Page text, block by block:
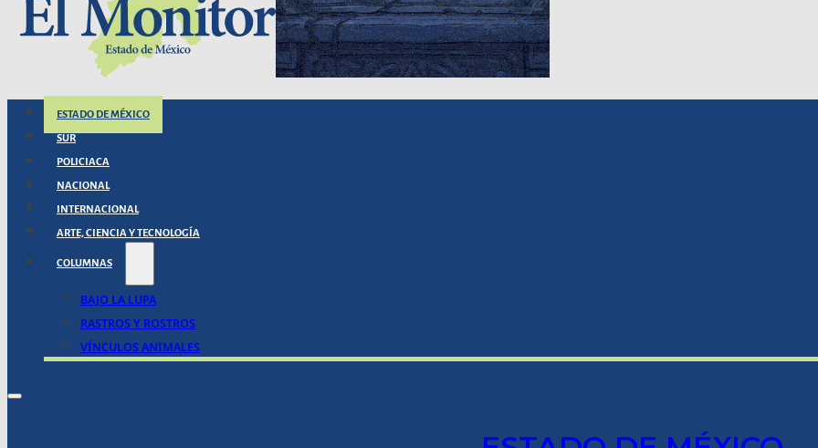
ESTADO DE MÉXICO
SUR
POLICIACA
NACIONAL
INTERNACIONAL
ARTE, CIENCIA Y TECNOLOGÍA
COLUMNAS
BAJO LA LUPA
RASTROS Y ROSTROS
VÍNCULOS ANIMALES